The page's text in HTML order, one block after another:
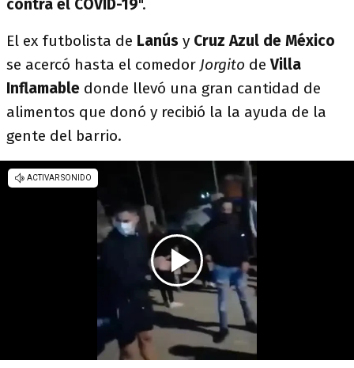
contra el COVID-19".
El ex futbolista de Lanús y Cruz Azul de México
se acercó hasta el comedor Jorgito deVilla
Inflamable donde llevó una gran cantidad de
alimentos que donó y recibió la la ayuda de la
gente del barrio.